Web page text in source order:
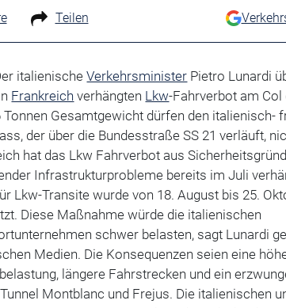
Teilen
italienischeVerkehrsminister Pietro Lunardi
Frankreich verhängten Lkw-Fahrverbot am Col
Tonnen Gesamtgewicht dürfen den italienisch-
der über die Bundesstraße SS 21 verläuft,
hat das Lkw Fahrverbot aus
Infrastrukturprobleme bereits im Juli
Lkw-Transite wurde von 18. August bis 25.
Diese Maßnahme würde die italienischen
schwer belasten, sagt Lunardi
Medien. Die Konsequenzen seien eine
längere Fahrstrecken und ein
Montblanc und Frejus. Die italienischen